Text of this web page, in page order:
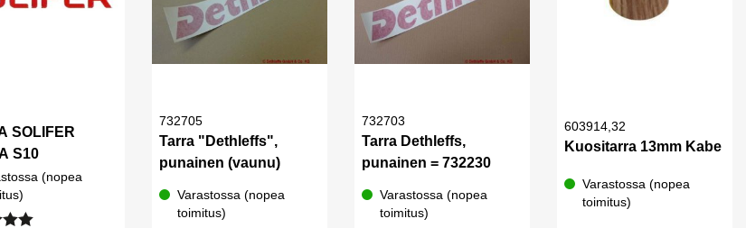
SOLIFER
S10
(nopea
732705
Tarra "Dethleffs",
punainen (vaunu)
Varastossa (nopea
toimitus)
732703
Tarra Dethleffs,
punainen = 732230
Varastossa (nopea
toimitus)
603914,32
Kuositarra 13mm Kabe
Varastossa (nopea
toimitus)